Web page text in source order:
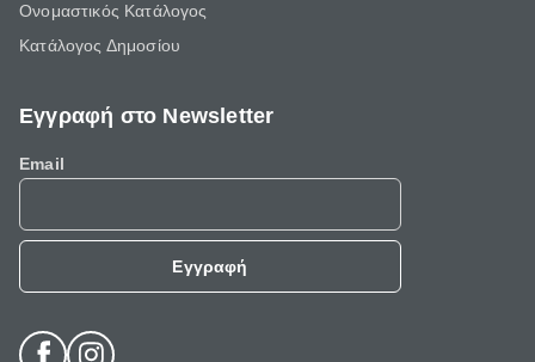
Ονομαστικός Κατάλογος
Κατάλογος Δημοσίου
Εγγραφή στο Newsletter
Email
Εγγραφή